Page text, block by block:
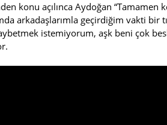
konu açılınca Aydoğan
arkadaşlarımla geçirdiğim vakti bir
istemiyorum, aşk beni çok